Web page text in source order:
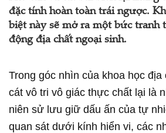
đặc tính hoàn toàn trái ngược.
biệt này sẽ mở ra một bức tranh
động địa chất ngoại sinh.
Trong góc nhìn của khoa học
cát vô tri vô giác thực chất lại là
niên sử lưu giữ dấu ấn của tự
quan sát dưới kính hiển vi, các